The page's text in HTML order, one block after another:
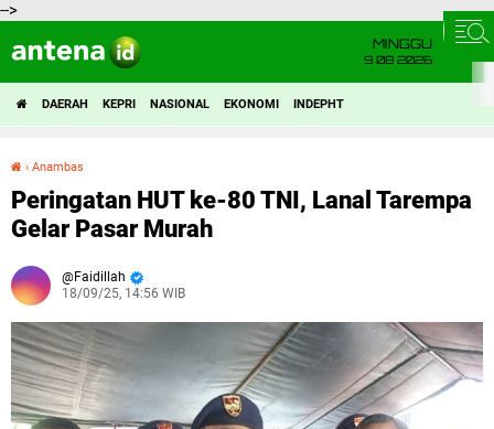
-->
MINGGU
9 08 2026
DAERAH KEPRI NASIONAL EKONOMI INDEPHT
› Anambas
Peringatan HUT ke-80 TNI, Lanal Tarempa
Gelar Pasar Murah
Faidillah
18/09/25, 14:56 WIB